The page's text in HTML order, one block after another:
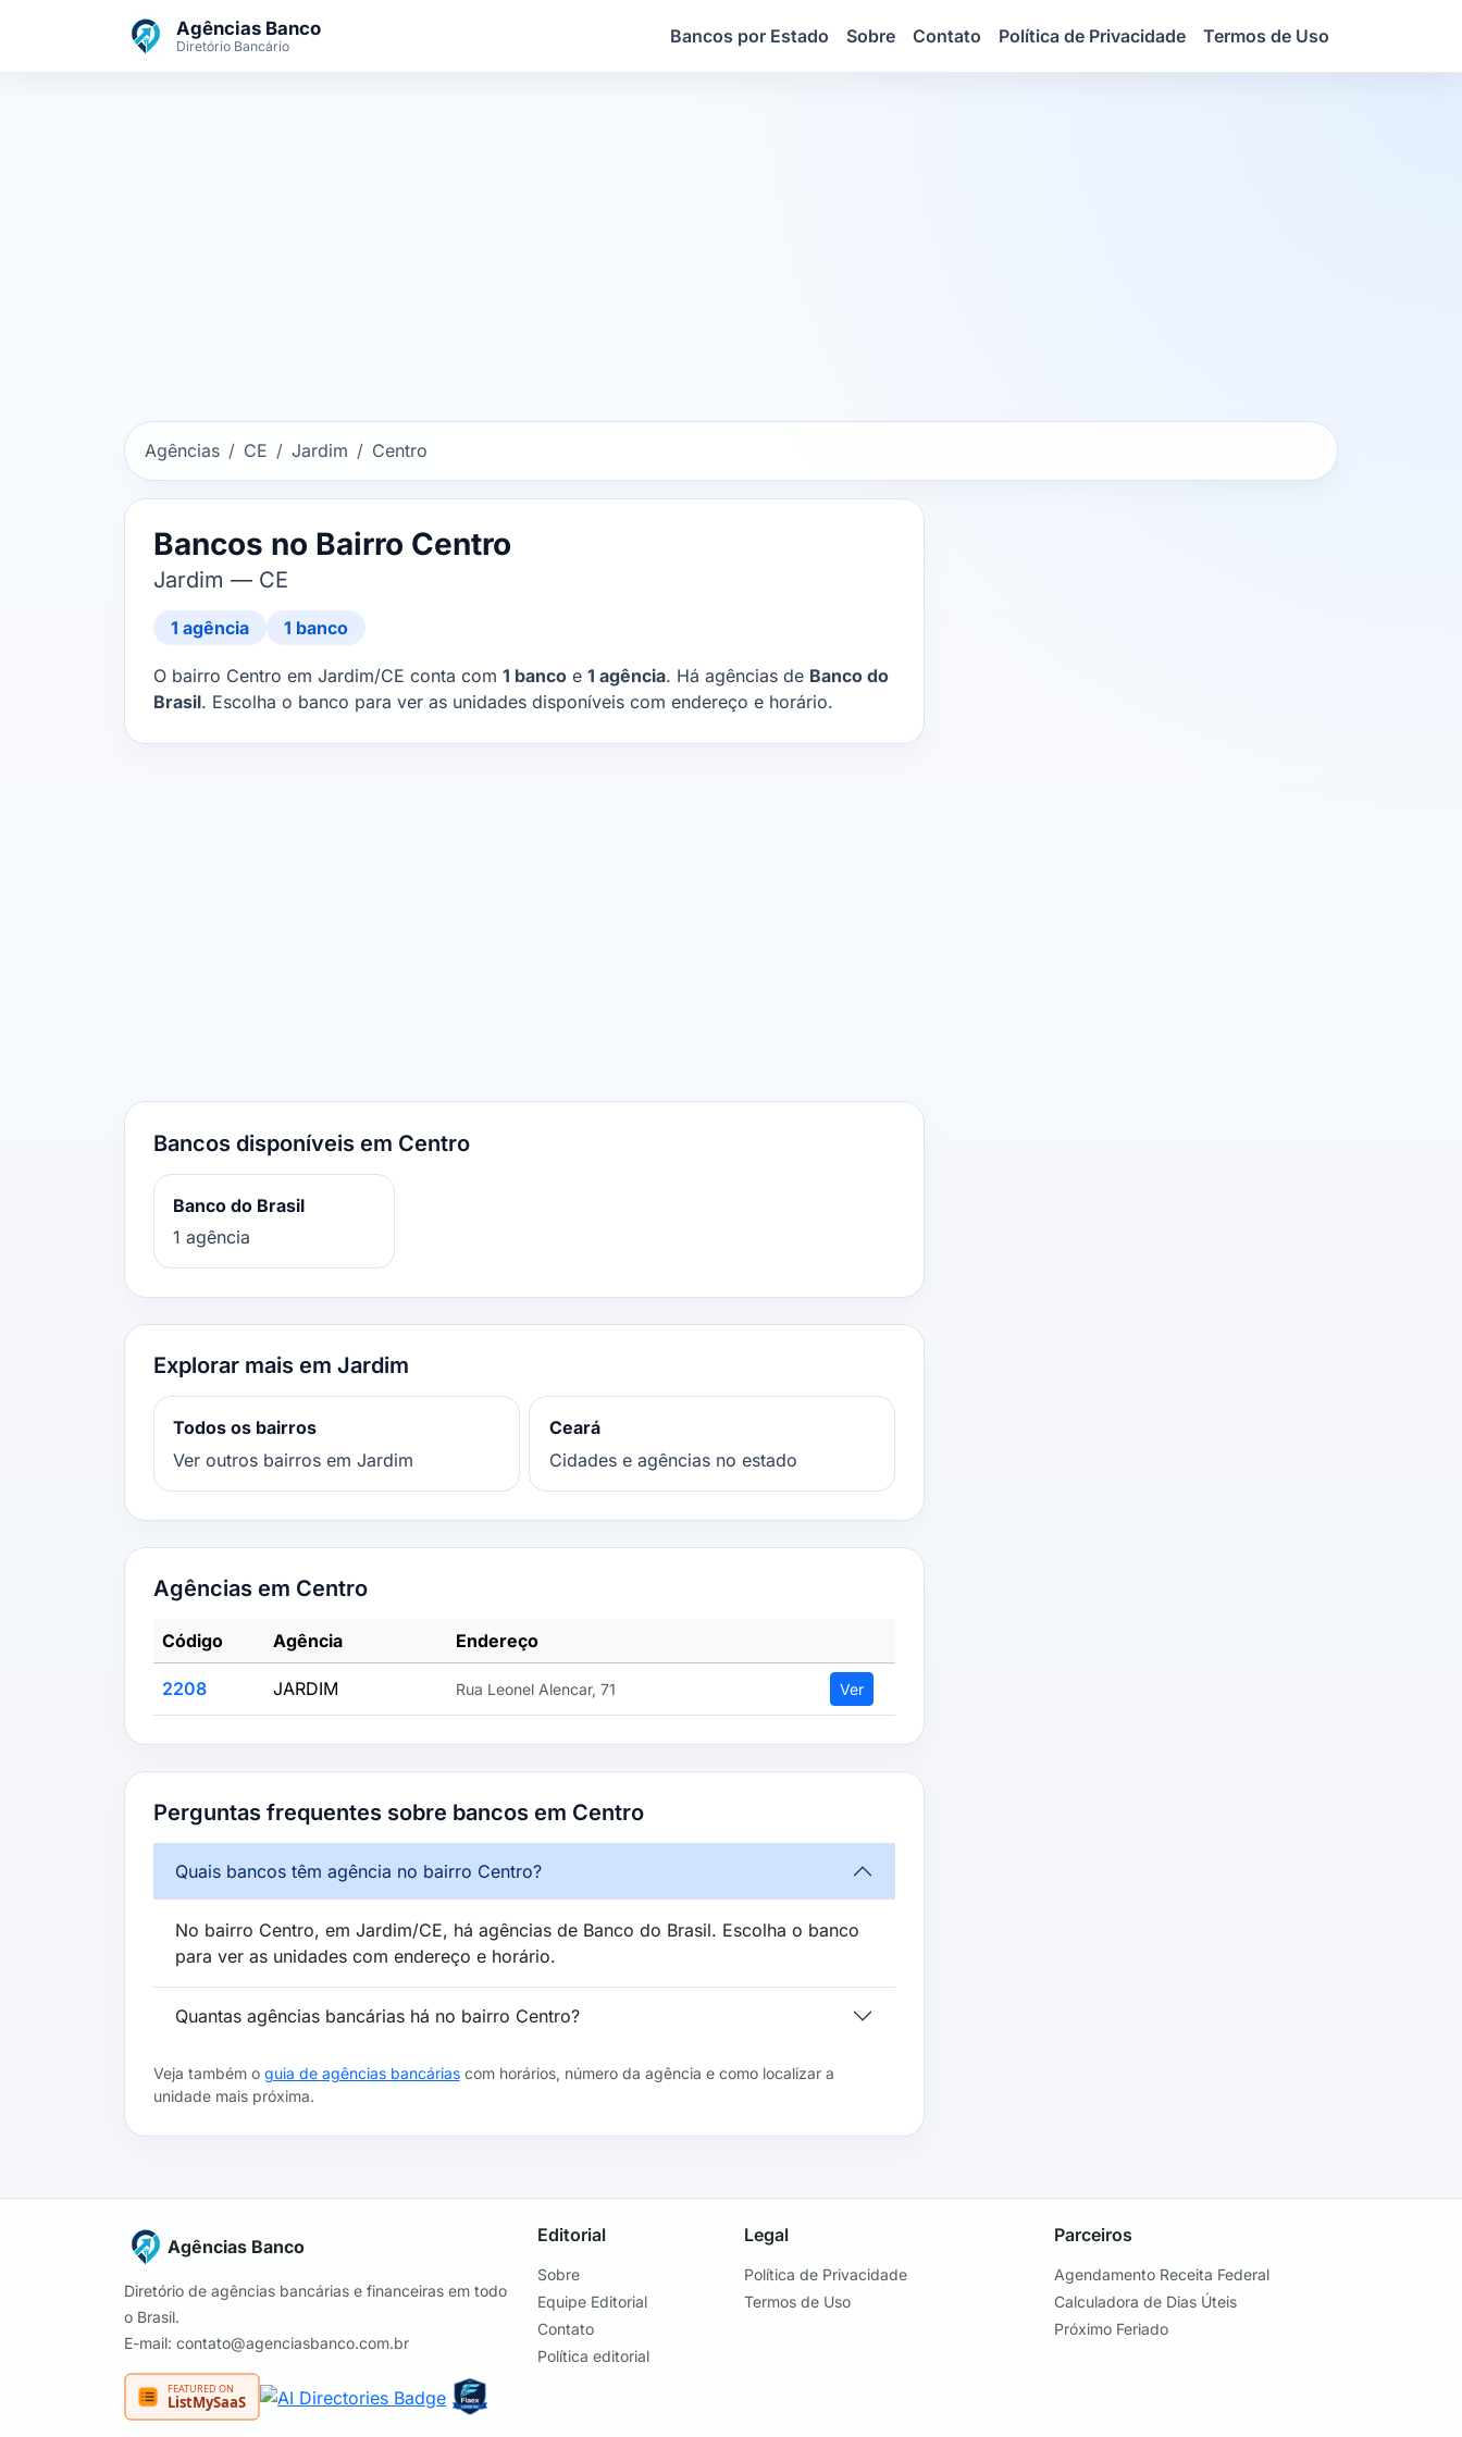
Agências Banco
Diretório Bancário Bancos por Estado Sobre Contato Política de Privacidade Termos de Uso
Agências CE Jardim Centro
Bancos no Bairro Centro
Jardim — CE
1 agência 1 banco
O bairro Centro em Jardim/CE conta com 1 bancoe 1 agência. Há agências de Banco do
Brasil. Escolha o banco para ver as unidades disponíveis com endereço e horário.
Bancos disponíveis em Centro
Banco do Brasil
1 agência
Explorar mais em Jardim
Todos os bairros
Ver outros bairros em Jardim
Ceará
Cidades e agências no estado
Agências em Centro
Código Agência Endereço
2208 JARDIM Rua Leonel Alencar, 71 Ver
Perguntas frequentes sobre bancos em Centro
Quais bancos têm agência no bairro Centro?
No bairro Centro, em Jardim/CE, há agências de Banco do Brasil. Escolha o banco
para ver as unidades com endereço e horário.
Quantas agências bancárias há no bairro Centro?
Veja também o guia de agências bancáriascom horários, número da agência e como localizar a
unidade mais próxima.
Agências Banco
Diretório de agências bancárias e financeiras em todo
o Brasil.
E-mail: contato@agenciasbanco.com.br
Editorial
Sobre
Equipe Editorial
Contato
Política editorial
Legal
Política de Privacidade
Termos de Uso
Parceiros
Agendamento Receita Federal
Calculadora de Dias Úteis
Próximo Feriado